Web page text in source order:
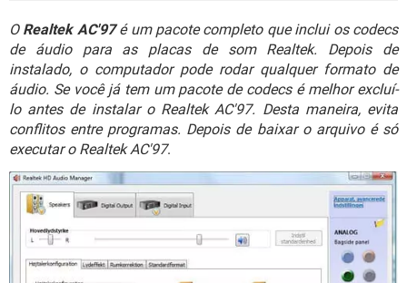
INSTAGRAM GMAIL
GUIA DE COMPRAS
O Realtek AC'97é um pacote completo que inclui os codecs
de áudio para as placas de som Realtek. Depois de
instalado, o computador pode rodar qualquer formato de
áudio. Se você já tem um pacote de codecs é melhor excluí-
lo antes de instalar o Realtek AC'97. Desta maneira, evita
conflitos entre programas. Depois de baixar o arquivo é só
executar o Realtek AC'97.